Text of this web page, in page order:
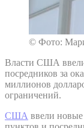
© Фото:
Власти США
посредников за
миллионов
ограничений.
США ввели